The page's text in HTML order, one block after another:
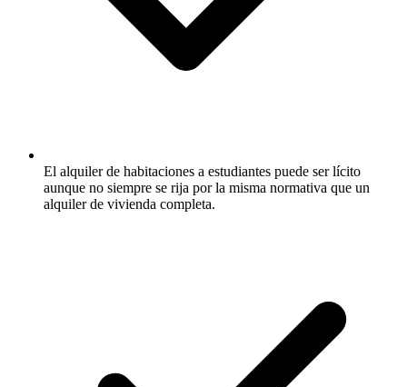
El alquiler de habitaciones a estudiantes puede ser lícito
aunque no siempre se rija por la misma normativa que un
alquiler de vivienda completa.